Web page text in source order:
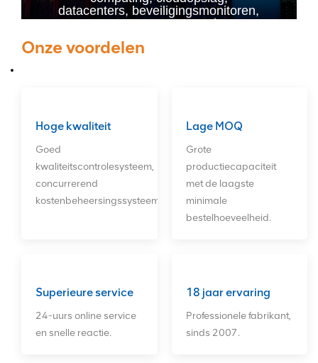
datacenters, beveiligingsmonitoren,
servers op maat en andere
producten zijn Raid-kaarten, HBA-
bestellingen zijn welkom!
Onze voordelen
Hoge kwaliteit
Goed
kwaliteitscontrolesysteem,
concurrerend
kostenbeheersingssysteem.
Lage MOQ
Grote
productiecapaciteit
met de laagste
minimale
bestelhoeveelheid.
Superieure service
24-uurs online service
en snelle reactie.
18 jaar ervaring
Professionele fabrikant,
sinds 2007.